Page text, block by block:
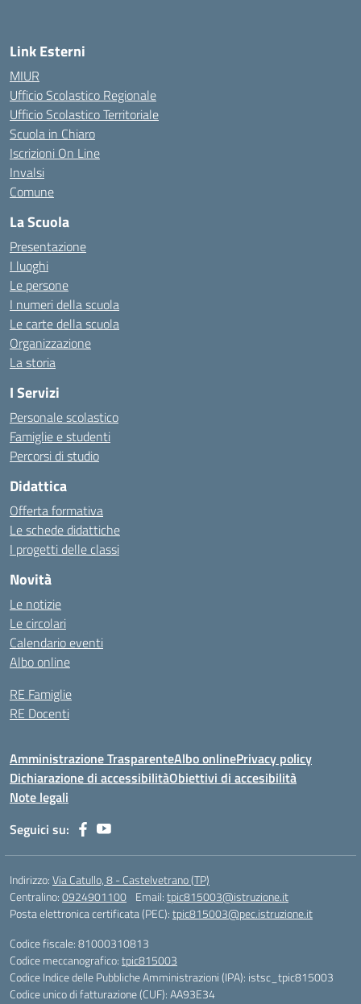
Link Esterni
MIUR
Ufficio Scolastico Regionale
Ufficio Scolastico Territoriale
Scuola in Chiaro
Iscrizioni On Line
Invalsi
Comune
La Scuola
Presentazione
I luoghi
Le persone
I numeri della scuola
Le carte della scuola
Organizzazione
La storia
I Servizi
Personale scolastico
Famiglie e studenti
Percorsi di studio
Didattica
Offerta formativa
Le schede didattiche
I progetti delle classi
Novità
Le notizie
Le circolari
Calendario eventi
Albo online
RE Famiglie
RE Docenti
Amministrazione TrasparenteAlbo onlinePrivacy policy
Dichiarazione di accessibilitàObiettivi di accesibilità
Note legali
Seguici su:
Indirizzo:Via Catullo, 8 - Castelvetrano (TP)
Centralino:0924901100 Email:tpic815003@istruzione.it
Posta elettronica certificata (PEC):tpic815003@pec.istruzione.it
Codice fiscale: 81000310813
Codice meccanografico:tpic815003
Codice Indice delle Pubbliche Amministrazioni (IPA): istsc_tpic815003
Codice unico di fatturazione (CUF): AA93E34